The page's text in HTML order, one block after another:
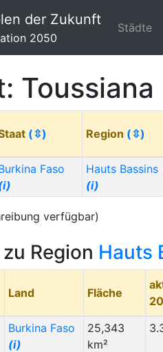
der Zukunft
2050
Städte
Toussiana
(⇳) Region (⇳)
Faso
Hauts Bassins
(i)
verfügbar)
Region Hauts
Land Fläche
Burkina Faso
(i)
25,343
km²